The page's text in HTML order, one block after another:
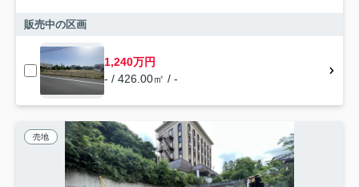
販売中の区画
1,240万円
- / 426.00㎡ / -
売地